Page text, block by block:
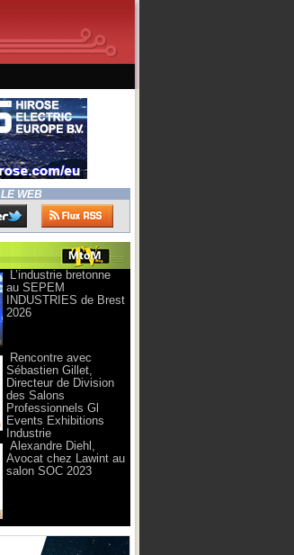
WEB
L’industrie bretonne
au SEPEM
INDUSTRIES de Brest
2026
Rencontre avec
Sébastien Gillet,
Directeur de Division
des Salons
Professionnels Gl
Events Exhibitions
Industrie
Alexandre Diehl,
Avocat chez Lawint au
salon SOC 2023